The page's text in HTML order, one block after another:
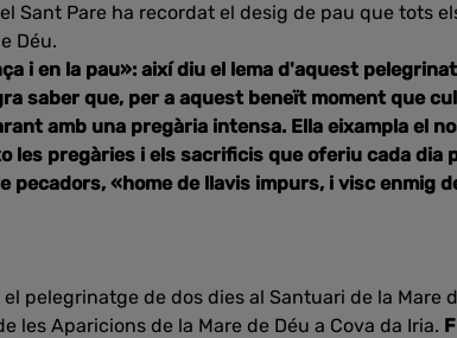
Sant Pare ha recordat el desig de pau que tots
Déu.
i en la pau»: així diu el lema d'aquest
saber que, per a aquest beneït moment que
amb una pregària intensa. Ella eixampla el
les pregàries i els sacrificis que oferiu cada dia
pecadors, «home de llavis impurs, i visc enmig
pelegrinatge de dos dies al Santuari de la Mare
les Aparicions de la Mare de Déu a Cova da Iria.